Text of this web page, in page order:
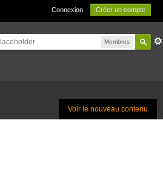
Connexion Créer un compte
Membres
Voir le nouveau contenu